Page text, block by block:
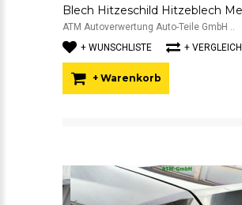
ATM Autoverwertung Auto-Teile GmbH ..
+ WUNSCHLISTE
+ VERGLEICH
+ Warenkorb